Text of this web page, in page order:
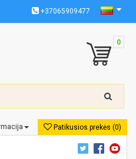
+37065909477
0
Patikusios prekės (0)